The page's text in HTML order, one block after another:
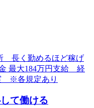
て働ける